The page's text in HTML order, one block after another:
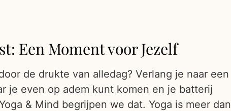
Een Moment voor Jezelf
de drukte van alledag? Verlang je naar een
je even op adem kunt komen en je batterij
& Mind begrijpen we dat. Yoga is meer dan